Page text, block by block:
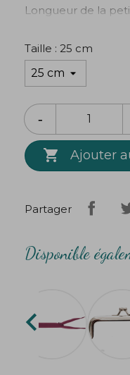
Longueur de la
Taille : 25 cm
 Ajouter
Partager
Disponible
